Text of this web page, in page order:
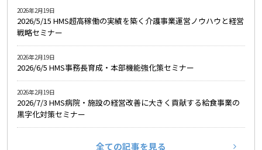
2026/5/15 HMS超高稼働の実績を築く介護事業運営ノウハウと経営
戦略セミナー
2026年2月19日
2026/6/5 HMS事務長育成・本部機能強化策セミナー
2026年2月19日
2026/7/3 HMS病院・施設の経営改善に大きく貢献する給食事業の
黒字化対策セミナー
2026年2月19日
全ての記事を見る